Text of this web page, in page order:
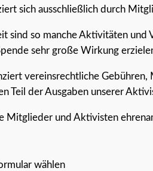
sich ausschließlich durch
sind so manche Aktivitäten
sehr große Wirkung
vereinsrechtliche
Teil der Ausgaben unserer
Mitglieder und Aktivisten
wählen